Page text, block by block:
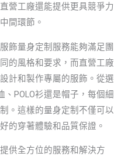
營工廠還能提供更具競爭力
間環節。
飾量身定制服務能夠滿足團
的風格和要求，而直營工廠
計和製作專屬的服飾。從選
POLO衫還是帽子，每個細
。這樣的量身定制不僅可以
的穿著體驗和品質保證。
供全方位的服務和解決方